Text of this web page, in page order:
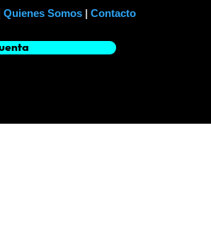
Quienes Somos |Contacto